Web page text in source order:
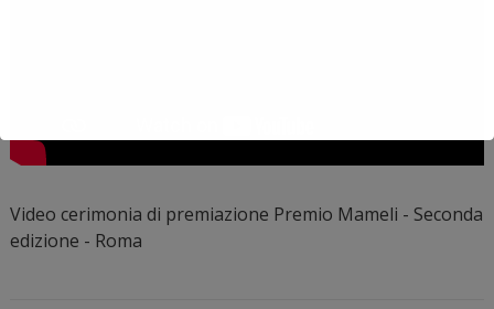
Video cerimonia di premiazione Premio Mameli - Seconda
edizione - Roma